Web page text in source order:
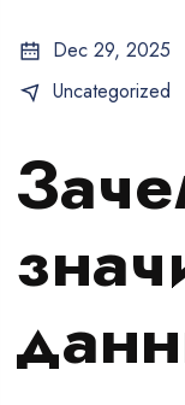
Dec 29, 2025
Uncategorized